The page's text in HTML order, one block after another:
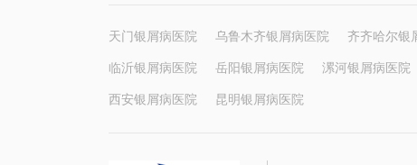
天门银屑病医院 乌鲁木齐银屑病医院 齐齐哈尔银
临沂银屑病医院 岳阳银屑病医院 漯河银屑病医院
西安银屑病医院 昆明银屑病医院